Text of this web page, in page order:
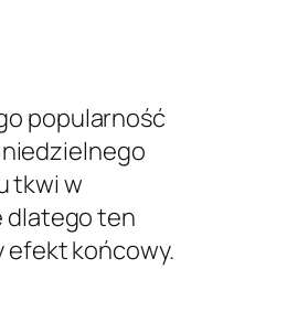
popularność
niedzielnego
tkwi w
dlatego ten
efekt końcowy.